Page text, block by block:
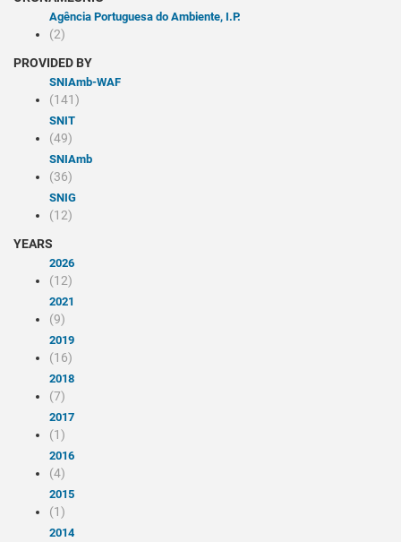
Agência Portuguesa do Ambiente, I.P.
(2)
PROVIDED BY
SNIAmb-WAF
(141)
SNIT
(49)
SNIAmb
(36)
SNIG
(12)
YEARS
2026
(12)
2021
(9)
2019
(16)
2018
(7)
2017
(1)
2016
(4)
2015
(1)
2014